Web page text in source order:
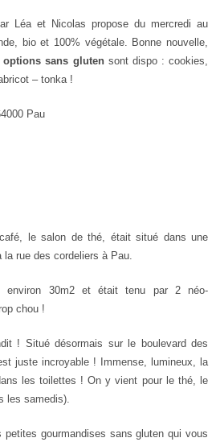
Léa et Nicolas propose du mercredi au
bio et 100% végétale. Bonne nouvelle,
options sans glutensont dispo : cookies,
– tonka !
Pau
le salon de thé, était situé dans une
rue des cordeliers à Pau.
environ 30m2 et était tenu par 2 néo-
chou !
! Situé désormais sur le boulevard des
juste incroyable ! Immense, lumineux, la
les toilettes ! On y vient pour le thé, le
les samedis).
gourmandises sans gluten qui vous